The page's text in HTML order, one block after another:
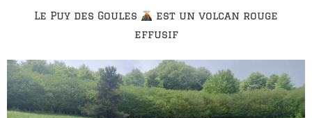
Le Puy des Goules
est un volcan rouge
effusif